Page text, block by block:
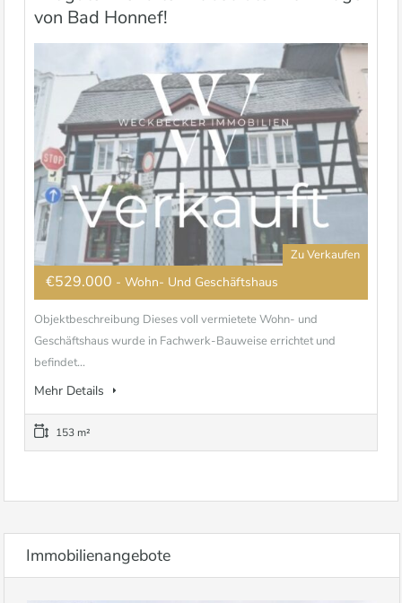
von Bad Honnef!
Zu Verkaufen
€529.000 - Wohn- Und Geschäftshaus
Objektbeschreibung Dieses voll vermietete Wohn- und
Geschäftshaus wurde in Fachwerk-Bauweise errichtet und
befindet...
Mehr Details
153 m²
Immobilienangebote